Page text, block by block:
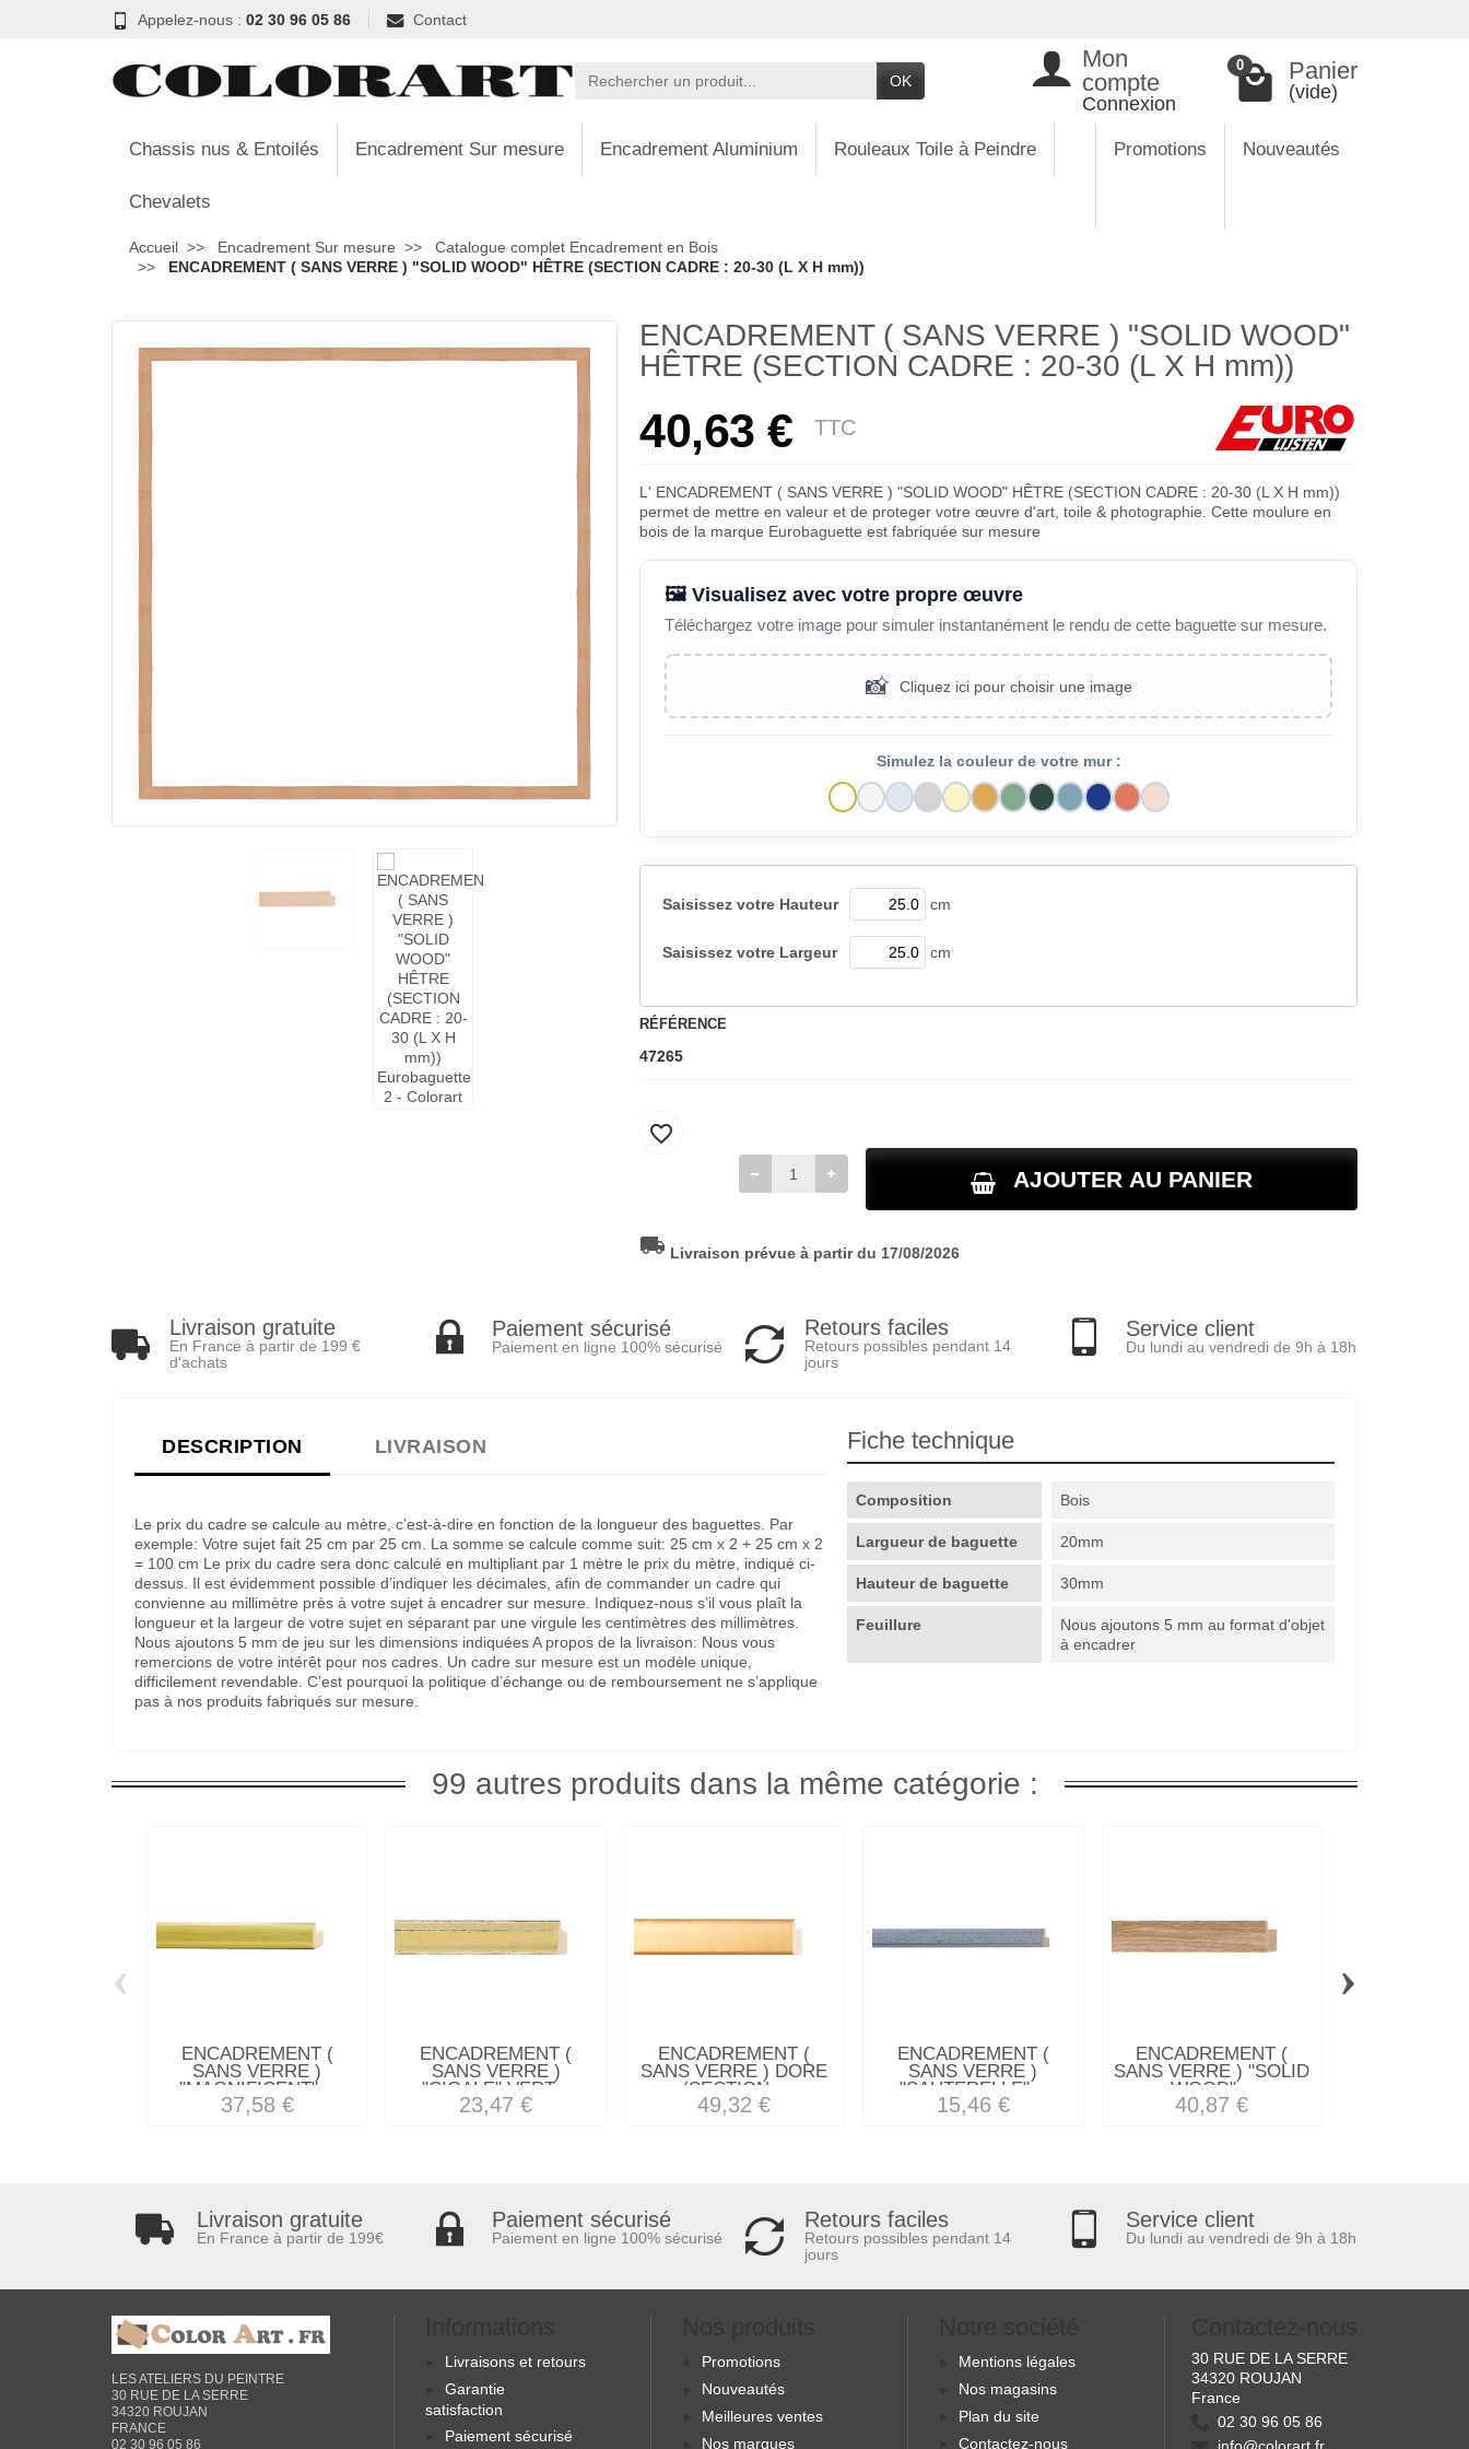
Appelez-nous : 02 30 96 05 86 Contact
OK
Mon
compte
Connexion
0 Panier
(vide)
Chassis nus & Entoilés Encadrement Sur mesure Encadrement Aluminium Rouleaux Toile à Peindre
Chevalets
Promotions Nouveautés
Accueil Encadrement Sur mesure
Catalogue complet Encadrement en Bois
ENCADREMENT ( SANS VERRE ) "SOLID WOOD" HÊTRE (SECTION CADRE : 20-30 (L X H mm))
ENCADREMENT ( SANS VERRE ) "SOLID WOOD"
HÊTRE (SECTION CADRE : 20-30 (L X H mm))
40,63 € TTC
L' ENCADREMENT ( SANS VERRE ) "SOLID WOOD" HÊTRE (SECTION CADRE : 20-30 (L X H mm))
permet de mettre en valeur et de proteger votre œuvre d'art, toile & photographie. Cette moulure en
bois de la marque Eurobaguette est fabriquée sur mesure
🖼️ Visualisez avec votre propre œuvre
Téléchargez votre image pour simuler instantanément le rendu de cette baguette sur mesure.
📸 Cliquez ici pour choisir une image
Simulez la couleur de votre mur :
Saisissez votre Hauteur cm
Saisissez votre Largeur cm
RÉFÉRENCE
47265
AJOUTER AU PANIER
favorite_border
local_shipping Livraison prévue à partir du 17/08/2026
Livraison gratuite
En France à partir de 199 €
d'achats
Paiement sécurisé
Paiement en ligne 100% sécurisé
Retours faciles
Retours possibles pendant 14
jours
Service client
Du lundi au vendredi de 9h à 18h
DESCRIPTION LIVRAISON
Le prix du cadre se calcule au mètre, c’est-à-dire en fonction de la longueur des baguettes. Par
exemple: Votre sujet fait 25 cm par 25 cm. La somme se calcule comme suit: 25 cm x 2 + 25 cm x 2
= 100 cm Le prix du cadre sera donc calculé en multipliant par 1 mètre le prix du mètre, indiqué ci-
dessus. Il est évidemment possible d’indiquer les décimales, afin de commander un cadre qui
convienne au millimètre près à votre sujet à encadrer sur mesure. Indiquez-nous s’il vous plaît la
longueur et la largeur de votre sujet en séparant par une virgule les centimètres des millimètres.
Nous ajoutons 5 mm de jeu sur les dimensions indiquées A propos de la livraison: Nous vous
remercions de votre intérêt pour nos cadres. Un cadre sur mesure est un modèle unique,
difficilement revendable. C’est pourquoi la politique d’échange ou de remboursement ne s’applique
pas à nos produits fabriqués sur mesure.
Fiche technique
Composition Bois
Largueur de baguette 20mm
Hauteur de baguette 30mm
Feuillure
Nous ajoutons 5 mm au format d'objet
à encadrer
99 autres produits dans la même catégorie :
ENCADREMENT (
SANS VERRE )
"MAGNIFICENT"...
37,58 €
ENCADREMENT (
SANS VERRE )
"CIGALE" VERT...
23,47 €
ENCADREMENT (
SANS VERRE ) DORE
(SECTION...
49,32 €
ENCADREMENT (
SANS VERRE )
"SAUTERELLE"...
15,46 €
ENCADREMENT (
SANS VERRE ) "SOLID
WOOD"...
40,87 €
‹ ›
Livraison gratuite
En France à partir de 199€
Paiement sécurisé
Paiement en ligne 100% sécurisé
Retours faciles
Retours possibles pendant 14
jours
Service client
Du lundi au vendredi de 9h à 18h
LES ATELIERS DU PEINTRE
30 RUE DE LA SERRE
34320 ROUJAN
FRANCE
02 30 96 05 86
Livraisons et retours
Garantie
satisfaction
Paiement sécurisé
Promotions
Nouveautés
Meilleures ventes
Nos marques
Mentions légales
Nos magasins
Plan du site
Contactez-nous
30 RUE DE LA SERRE
34320 ROUJAN
France
02 30 96 05 86